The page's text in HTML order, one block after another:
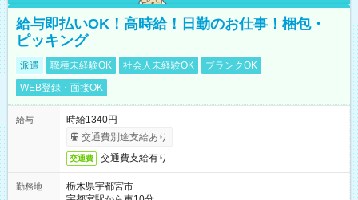
給与即払いOK！高時給！日勤のお仕事！梱包・
ピッキング
派遣 職種未経験OK 社会人未経験OK
ブランクOK
WEB登録・面接OK
給与
時給1340円
交通費別途支給あり
交通費 交通費支給有り
勤務地
栃木県宇都宮市